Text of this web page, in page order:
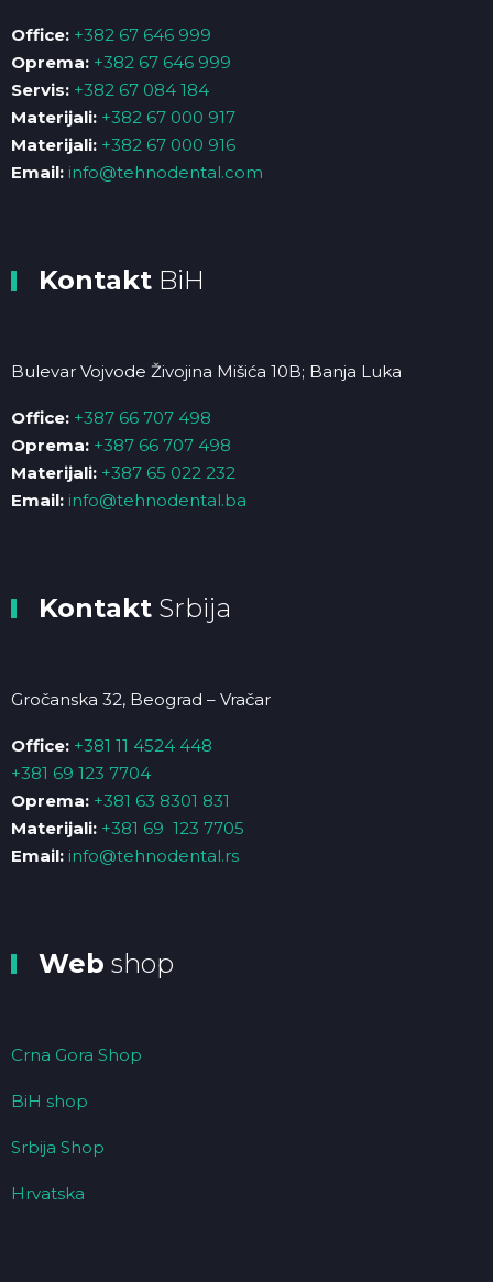
Office: +382 67 646 999
Oprema: +382 67 646 999
Servis: +382 67 084 184
Materijali: +382 67 000 917
Materijali: +382 67 000 916
Email: info@tehnodental.com
Kontakt BiH
Bulevar Vojvode Živojina Mišića 10B; Banja Luka
Office: +387 66 707 498
Oprema: +387 66 707 498
Materijali: +387 65 022 232
Email: info@tehnodental.ba
Kontakt Srbija
Gročanska 32, Beograd – Vračar
Office: +381 11 4524 448
+381 69 123 7704
Oprema: +381 63 8301 831
Materijali: +381 69 123 7705
Email: info@tehnodental.rs
Web shop
Crna Gora Shop
BiH shop
Srbija Shop
Hrvatska